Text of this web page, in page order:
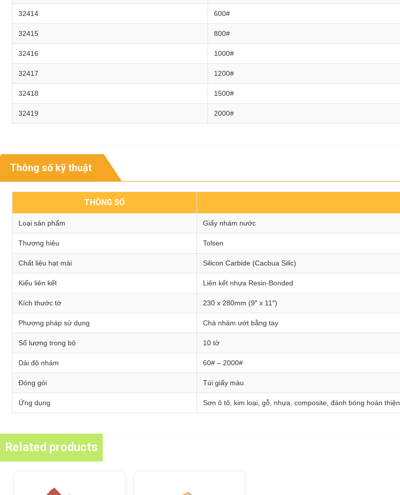
32414 600#
32415 800#
32416 1000#
32417 1200#
32418 1500#
32419 2000#
Thông số kỹ thuật
THÔNG SỐ
Loại sản phẩm Giấy nhám nước
Thương hiệu Tolsen
Chất liệu hạt mài Silicon Carbide (Cacbua Silic)
Kiểu liên kết Liên kết nhựa Resin-Bonded
Kích thước tờ 230 x 280mm (9″ x 11″)
Phương pháp sử dụng Chà nhám ướt bằng tay
Số lượng trong bộ 10 tờ
Dải độ nhám 60# – 2000#
Đóng gói Túi giấy màu
Ứng dụng Sơn ô tô, kim loại, gỗ, nhựa, composite, đánh bóng hoàn thiện
Related products